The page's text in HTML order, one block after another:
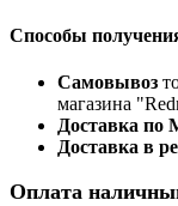
Способы
Самовывоз
магазина
Доставка по
Доставка в
Оплата